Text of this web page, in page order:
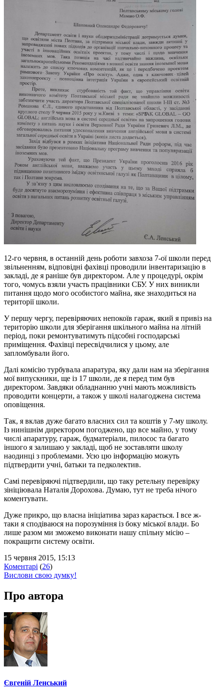
12-го червня, в останній день роботи завхоза 7-ої школи перед
звільненням, відповідні фахівці проводили інвентаризацію в
закладі, де я раніше був директором. Але у процедурі, окрім
того, чомусь взяли участь працівники СБУ. У них виникли
питання щодо мого особистого майна, яке знаходиться на
території школи.
У першу чергу, перевіряючих непокоїв гараж, який я привіз на
територію школи для зберігання шкільного майна на літній
період, поки ремонтуватимуть підсобні господарські
приміщення. Фахівці пересвідчилися у цьому, але
запломбували його.
Далі комісію турбувала апаратура, яку дали нам на зберігання
мої випускники, ще із 17 школи, де я перед тим був
директором. Завдяки обладнанню учні мають можливість
проводити концерти, а також у школі налагоджена система
оповіщення.
Так, я вклав дуже багато власних сил та коштів у 7-му школу.
Із нинішнім директором погоджено, що все майно, у тому
числі апаратуру, гараж, будматеріали, пилосос та багато
іншого я залишаю у закладі, щоб не зоставляти школу
наодинці з проблемами. Усю цю інформацію можуть
підтвердити учні, батьки та педколектив.
Самі перевіряючі підтвердили, що таку ретельну перевірку
зініціювала Наталія Дорохова. Думаю, тут не треба нічого
коментувати.
Дуже прикро, що власна ініціатива зараз карається. І все ж-
таки я сподіваюся на порозуміння із боку міської влади. Бо
лише разом ми зможемо виконати нашу спільну місію –
покращити систему освіти.
15 червня 2015, 15:13
Коментарі (26)
Вислови свою думку!
Про автора
Євгеній Ленський